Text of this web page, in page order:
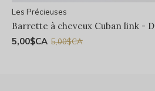
Les Précieuses
Barrette à cheveux Cuban link -
5,00$CA 5,00$CA